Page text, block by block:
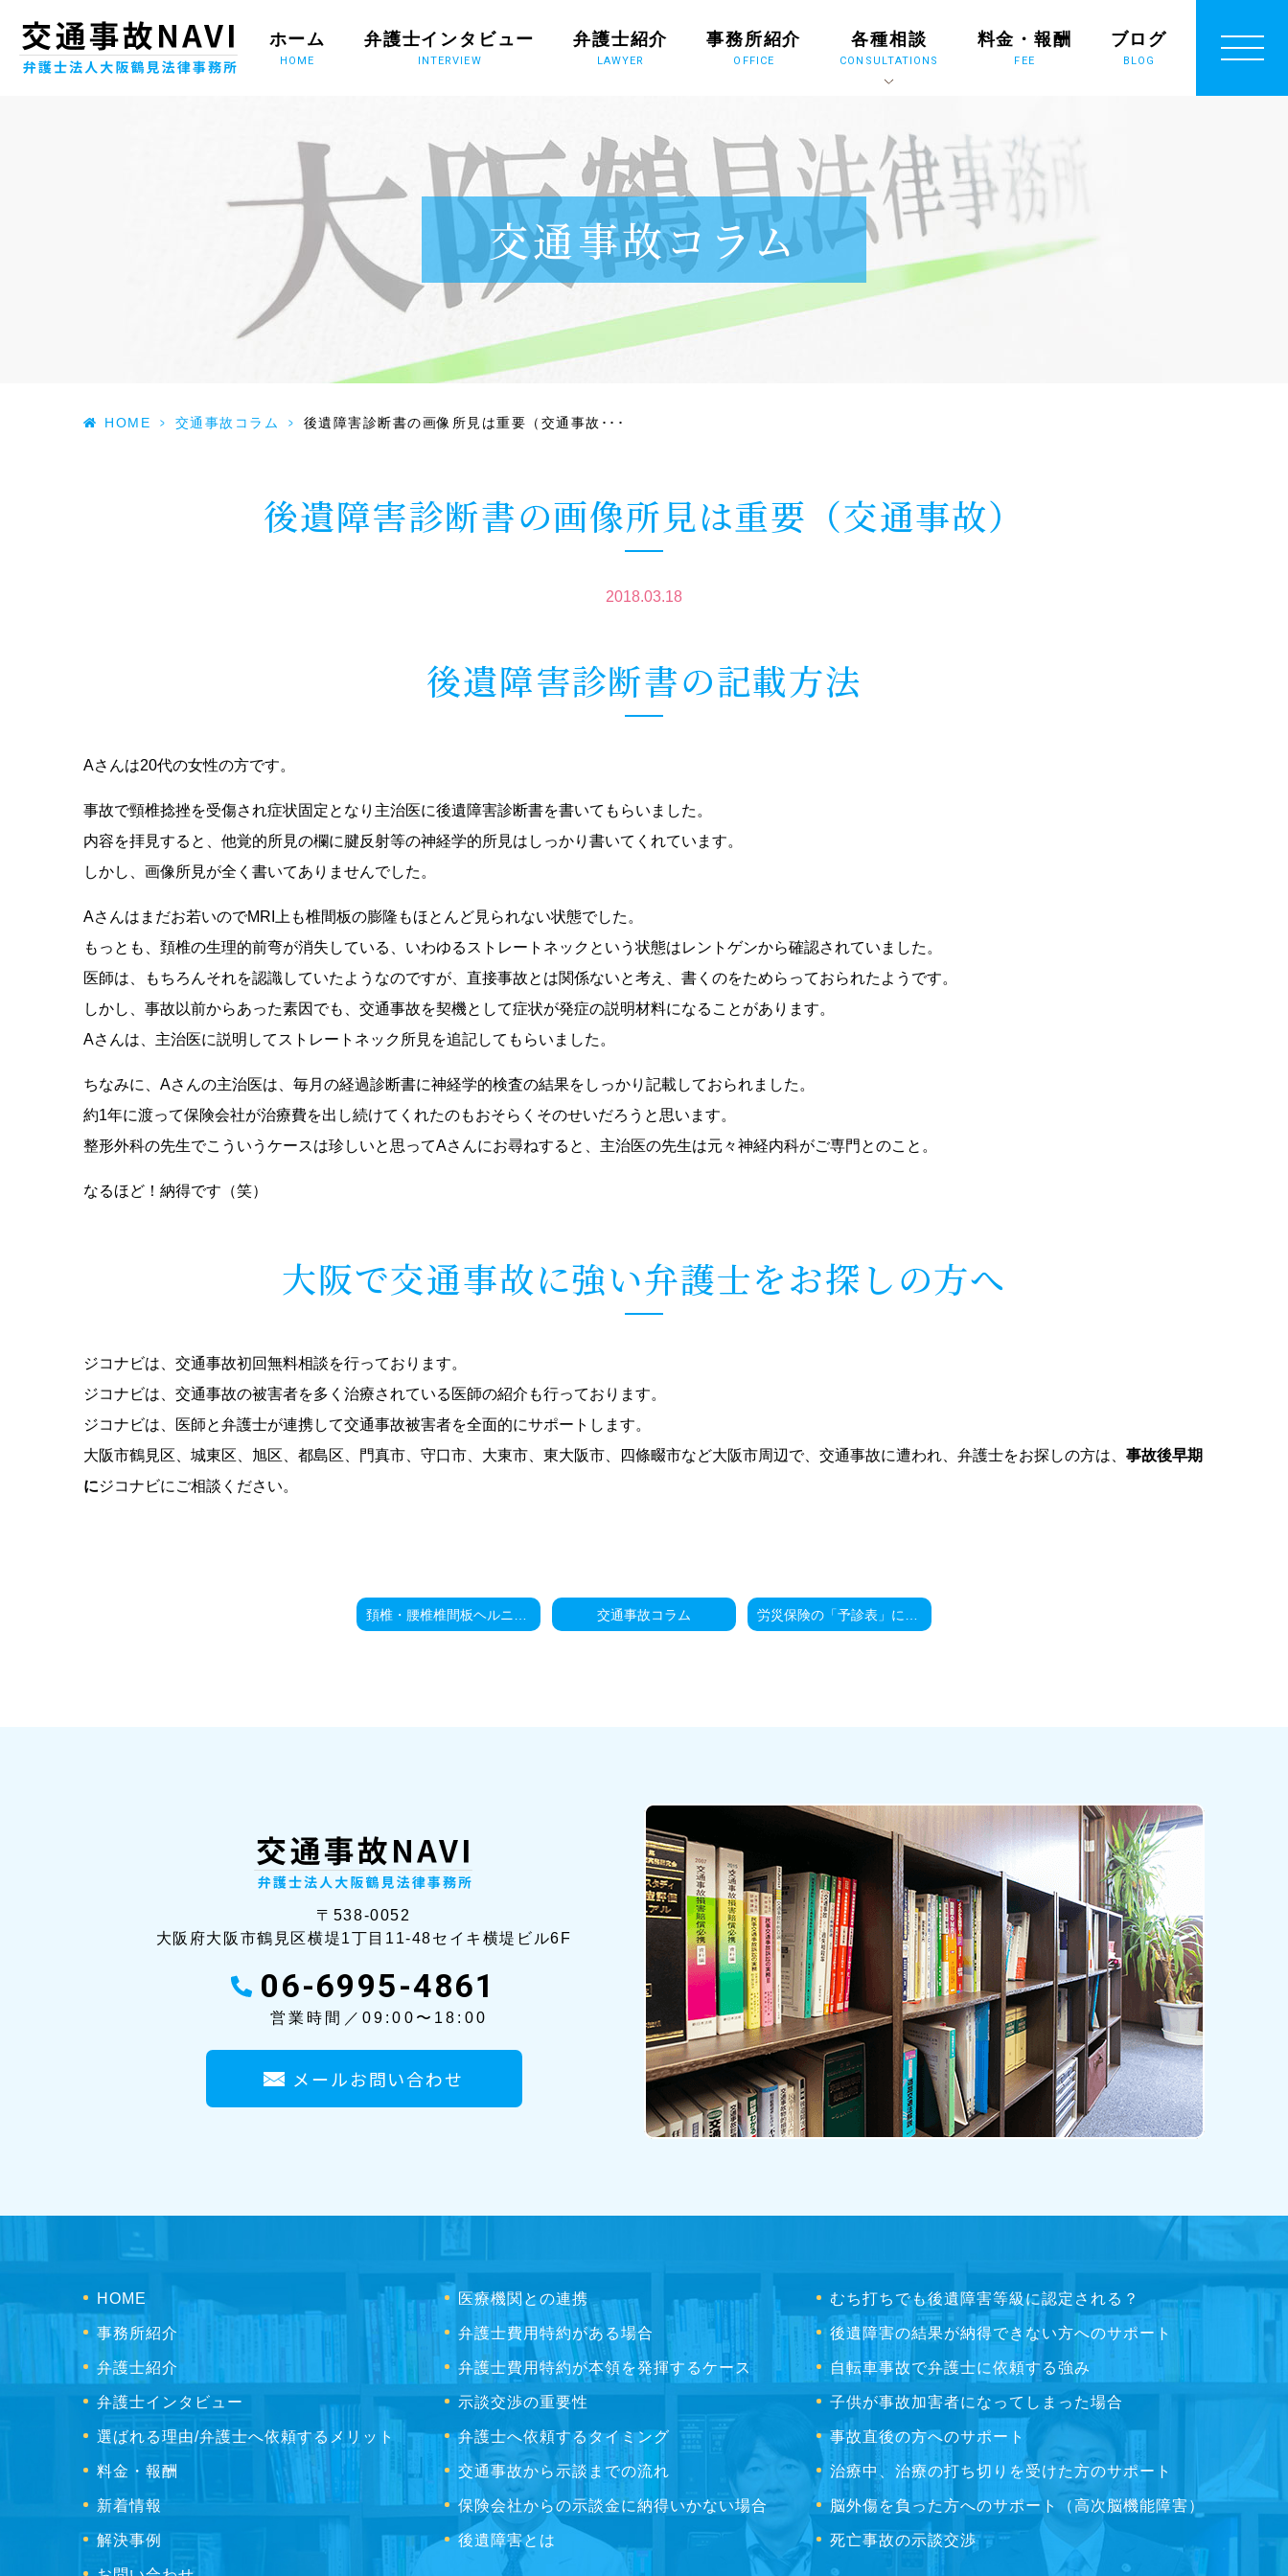
ホーム
HOME
弁護士インタビュー
INTERVIEW
弁護士紹介
LAWYER
事務所紹介
OFFICE
各種相談
CONSULTATIONS
料金・報酬
FEE
ブログ
BLOG
交通事故コラム
HOME > 交通事故コラム > 後遺障害診断書の画像所見は重要（交通事故･･･
後遺障害診断書の画像所見は重要（交通事故）
2018.03.18
後遺障害診断書の記載方法
Aさんは20代の女性の方です。
事故で頸椎捻挫を受傷され症状固定となり主治医に後遺障害診断書を書いてもらいました。
内容を拝見すると、他覚的所見の欄に腱反射等の神経学的所見はしっかり書いてくれています。
しかし、画像所見が全く書いてありませんでした。
Aさんはまだお若いのでMRI上も椎間板の膨隆もほとんど見られない状態でした。
もっとも、頚椎の生理的前弯が消失している、いわゆるストレートネックという状態はレントゲンから確認されていました。
医師は、もちろんそれを認識していたようなのですが、直接事故とは関係ないと考え、書くのをためらっておられたようです。
しかし、事故以前からあった素因でも、交通事故を契機として症状が発症の説明材料になることがあります。
Aさんは、主治医に説明してストレートネック所見を追記してもらいました。
ちなみに、Aさんの主治医は、毎月の経過診断書に神経学的検査の結果をしっかり記載しておられました。
約1年に渡って保険会社が治療費を出し続けてくれたのもおそらくそのせいだろうと思います。
整形外科の先生でこういうケースは珍しいと思ってAさんにお尋ねすると、主治医の先生は元々神経内科がご専門とのこと。
なるほど！納得です（笑）
大阪で交通事故に強い弁護士をお探しの方へ
ジコナビは、交通事故初回無料相談を行っております。
ジコナビは、交通事故の被害者を多く治療されている医師の紹介も行っております。
ジコナビは、医師と弁護士が連携して交通事故被害者を全面的にサポートします。
大阪市鶴見区、城東区、旭区、都島区、門真市、守口市、大東市、東大阪市、四條畷市など大阪市周辺で、交通事故に遭われ、弁護士をお探しの方は、 事故後早期
にジコナビにご相談ください。
交通事故コラム
〒538-0052
大阪府大阪市鶴見区横堤1丁目11-48セイ キ横堤ビル6F
06-6995-4861
営業時間／09:00〜18:00
メールお問い合わせ
HOME
事務所紹介
弁護士紹介
弁護士インタビュー
選ばれる理由/弁護士へ依頼するメリット
料金・報酬
新着情報
解決事例
医療機関との連携
弁護士費用特約がある場合
弁護士費用特約が本領を発揮するケース
示談交渉の重要性
弁護士へ依頼するタイミング
交通事故から示談までの流れ
保険会社からの示談金に納得いかない場合
後遺障害とは
むち打ちでも後遺障害等級に認定される？
後遺障害の結果が納得できない方へのサポート
自転車事故で弁護士に依頼する強み
子供が事故加害者になってしまった場合
事故直後の方へのサポート
治療中、治療の打ち切りを受けた方のサポート
脳外傷を負った方へのサポート（高次脳機能障害）
死亡事故の示談交渉